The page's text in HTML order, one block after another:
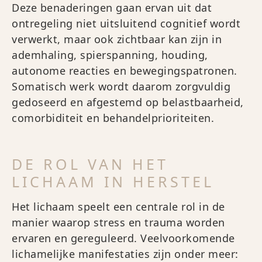
Deze benaderingen gaan ervan uit dat
ontregeling niet uitsluitend cognitief wordt
verwerkt, maar ook zichtbaar kan zijn in
ademhaling, spierspanning, houding,
autonome reacties en bewegingspatronen.
Somatisch werk wordt daarom zorgvuldig
gedoseerd en afgestemd op belastbaarheid,
comorbiditeit en behandelprioriteiten.
DE ROL VAN HET
LICHAAM IN HERSTEL
Het lichaam speelt een centrale rol in de
manier waarop stress en trauma worden
ervaren en gereguleerd. Veelvoorkomende
lichamelijke manifestaties zijn onder meer: